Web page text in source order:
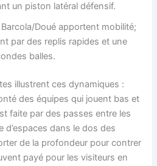
un piston latéral défensif.
Doué apportent mobilité;
par des replis rapides et une
balles.
illustrent ces dynamiques :
des équipes qui jouent bas et
faite par des passes entre les
d’espaces dans le dos des
de la profondeur pour contrer
payé pour les visiteurs en